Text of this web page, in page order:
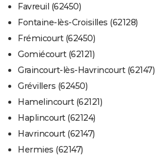
Favreuil (62450)
Fontaine-lès-Croisilles (62128)
Frémicourt (62450)
Gomiécourt (62121)
Graincourt-lès-Havrincourt (62147)
Grévillers (62450)
Hamelincourt (62121)
Haplincourt (62124)
Havrincourt (62147)
Hermies (62147)